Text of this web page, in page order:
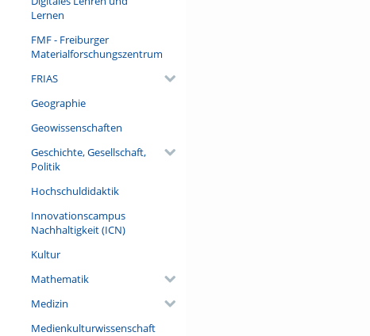
Lernen
FMF - Freiburger
Materialforschungszentrum
FRIAS
Geographie
Geowissenschaften
Geschichte, Gesellschaft,
Politik
Hochschuldidaktik
Innovationscampus
Nachhaltigkeit (ICN)
Kultur
Mathematik
Medizin
Medienkulturwissenschaft